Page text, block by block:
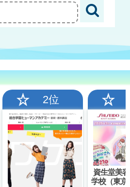
2位
資生堂美
学校（東京